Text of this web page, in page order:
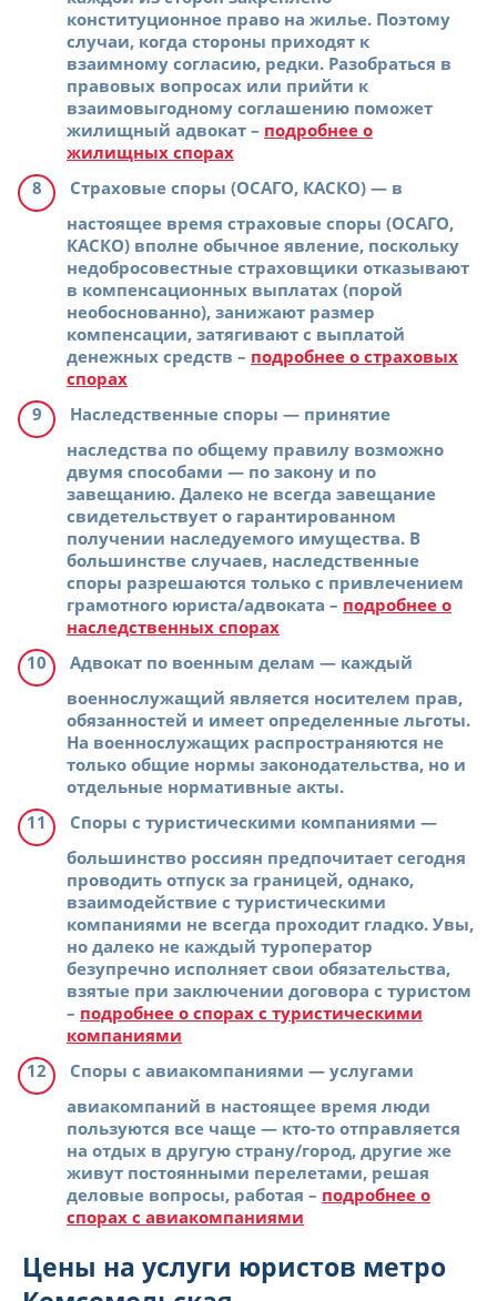
конституционное право на жилье. Поэтому
случаи, когда стороны приходят к
взаимному согласию, редки. Разобраться в
правовых вопросах или прийти к
взаимовыгодному соглашению поможет
жилищный адвокат – подробнее о
жилищных спорах
Страховые споры (ОСАГО, КАСКО) — в
настоящее время страховые споры (ОСАГО,
КАСКО) вполне обычное явление, поскольку
недобросовестные страховщики отказывают
в компенсационных выплатах (порой
необоснованно), занижают размер
компенсации, затягивают с выплатой
денежных средств – подробнее о страховых
спорах
Наследственные споры — принятие
наследства по общему правилу возможно
двумя способами — по закону и по
завещанию. Далеко не всегда завещание
свидетельствует о гарантированном
получении наследуемого имущества. В
большинстве случаев, наследственные
споры разрешаются только с привлечением
грамотного юриста/адвоката – подробнее о
наследственных спорах
Адвокат по военным делам — каждый
военнослужащий является носителем прав,
обязанностей и имеет определенные льготы.
На военнослужащих распространяются не
только общие нормы законодательства, но и
отдельные нормативные акты.
Споры с туристическими компаниями —
большинство россиян предпочитает сегодня
проводить отпуск за границей, однако,
взаимодействие с туристическими
компаниями не всегда проходит гладко. Увы,
но далеко не каждый туроператор
безупречно исполняет свои обязательства,
взятые при заключении договора с туристом
– подробнее о спорах с туристическими
компаниями
Споры с авиакомпаниями — услугами
авиакомпаний в настоящее время люди
пользуются все чаще — кто-то отправляется
на отдых в другую страну/город, другие же
живут постоянными перелетами, решая
деловые вопросы, работая – подробнее о
спорах с авиакомпаниями
Цены на услуги юристов метро